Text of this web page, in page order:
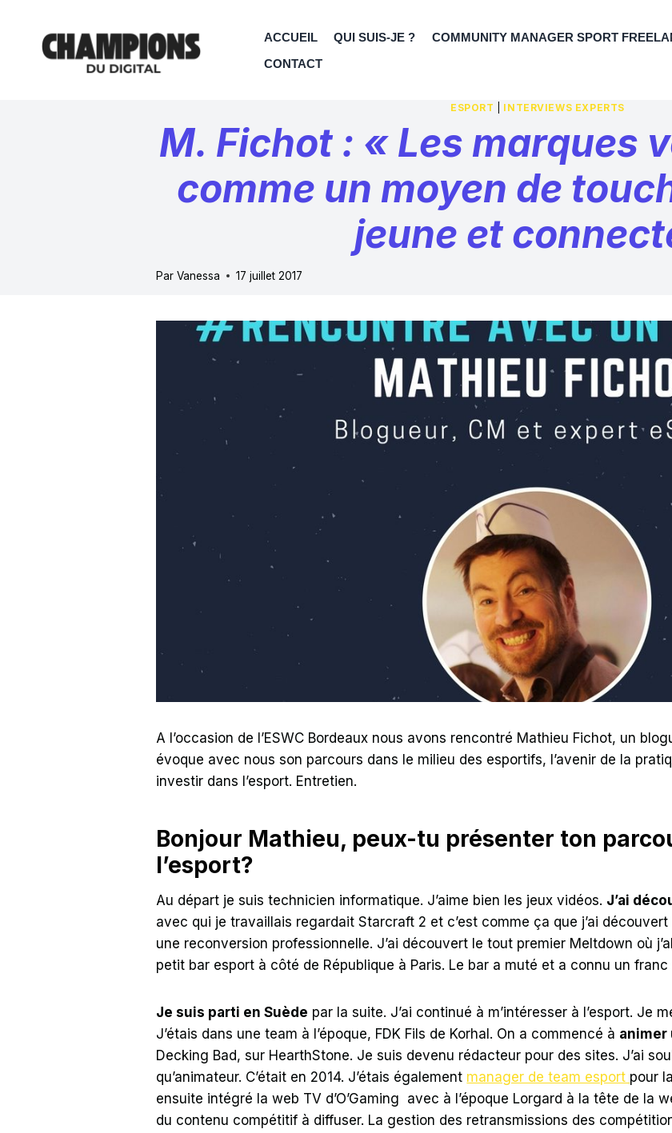
contenu
ACCUEIL QUI SUIS-JE ? COMMUNITY MANAGER SPORT
CONTACT
ESPORT INTERVIEWS EXPERTS
M. Fichot : « Les marques
comme un moyen de
jeune et
Par Vanessa 17 juillet 2017
A l’occasion de l’ESWC Bordeaux nous avons rencontré Mathieu Fichot, un
évoque avec nous son parcours dans le milieu des esportifs, l’avenir de la
investir dans l’esport. Entretien.
Bonjour Mathieu, peux-tu présenter ton
l’esport?
Au départ je suis technicien informatique. J’aime bien les jeux vidéos. J’ai
avec qui je travaillais regardait Starcraft 2 et c’est comme ça que j’ai
une reconversion professionnelle. J’ai découvert le tout premier Meltdown où
petit bar esport à côté de République à Paris. Le bar a muté et a connu un franc
Je suis parti en Suède par la suite. J’ai continué à m’intéresser à l’esport. Je
J’étais dans une team à l’époque, FDK Fils de Korhal. On a commencé à animer
Decking Bad, sur HearthStone. Je suis devenu rédacteur pour des sites. J’ai
qu’animateur. C’était en 2014. J’étais également manager de team esport pour
ensuite intégré la web TV d’O’Gaming avec à l’époque Lorgard à la tête de la
du contenu compétitif à diffuser. La gestion des retransmissions des